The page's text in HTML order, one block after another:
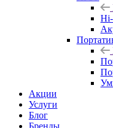
Акции
Услуги
Блог
Бренды